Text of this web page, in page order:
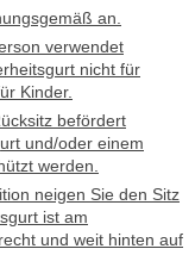
an.
verwendet
nicht für
Kinder.
befördert
und/oder einem
werden.
neigen Sie den Sitz
ist am
und weit hinten auf